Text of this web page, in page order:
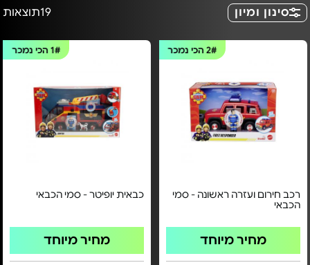
סינון ומיון 19תוצאות
2#הכי נמכר
רכב חירום ועזרה ראשונה - סמי
הכבאי
מחיר מיוחד
1#הכי נמכר
כבאית יופיטר - סמי הכבאי
מחיר מיוחד